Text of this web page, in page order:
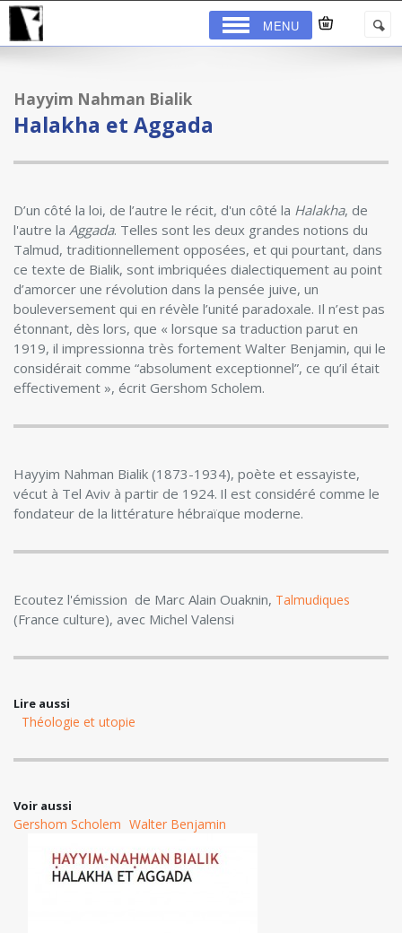
MENU
Hayyim Nahman Bialik
Halakha et Aggada
D’un côté la loi, de l’autre le récit, d'un côté la Halakha, de
l'autre la Aggada. Telles sont les deux grandes notions du
Talmud, traditionnellement opposées, et qui pourtant, dans
ce texte de Bialik, sont imbriquées dialectiquement au point
d’amorcer une révolution dans la pensée juive, un
bouleversement qui en révèle l’unité paradoxale. Il n’est pas
étonnant, dès lors, que « lorsque sa traduction parut en
1919, il impressionna très fortement Walter Benjamin, qui le
considérait comme “absolument exceptionnel”, ce qu’il était
effectivement », écrit Gershom Scholem.
Hayyim Nahman Bialik (1873-1934), poète et essayiste,
vécut à Tel Aviv à partir de 1924. Il est considéré comme le
fondateur de la littérature hébraïque moderne.
Ecoutez l'émission de Marc Alain Ouaknin, Talmudiques
(France culture), avec Michel Valensi
Lire aussi
Théologie et utopie
Voir aussi
Gershom Scholem Walter Benjamin